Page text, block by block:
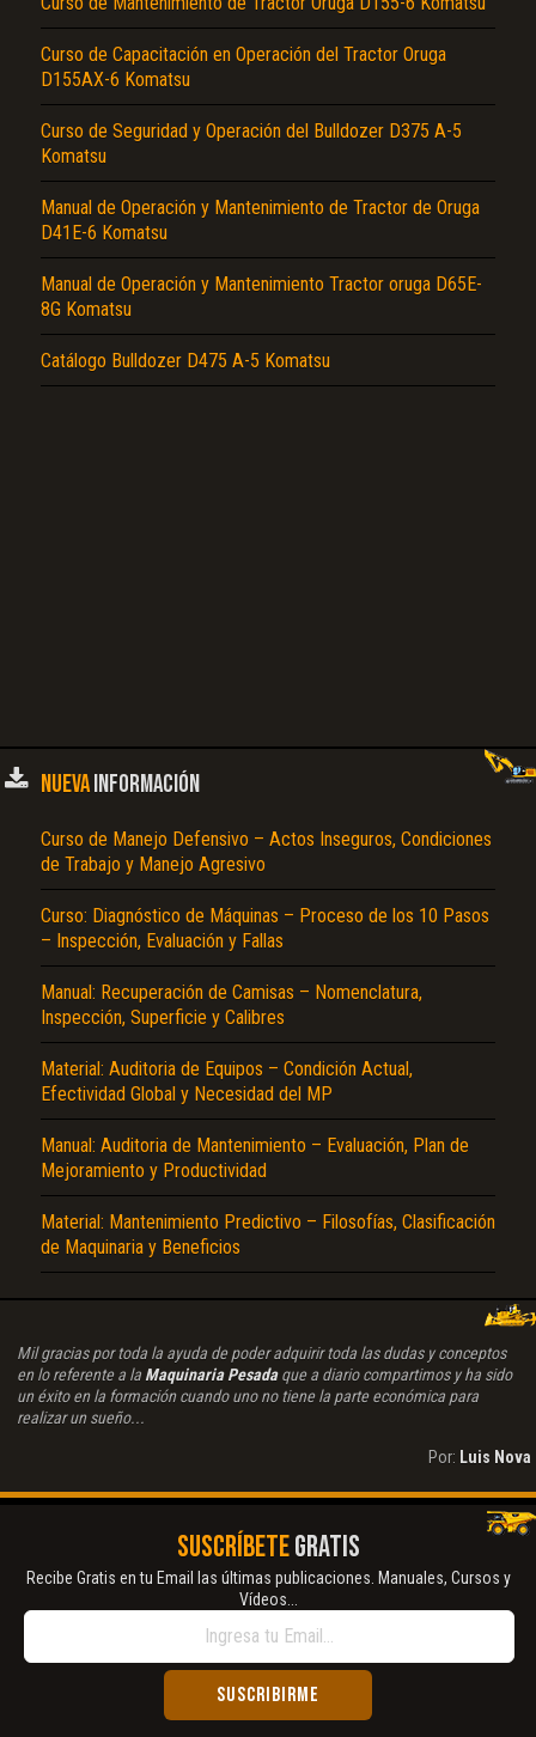
Curso de Capacitación en Operación del Tractor Oruga
D155AX-6 Komatsu
Curso de Seguridad y Operación del Bulldozer D375 A-5
Komatsu
Manual de Operación y Mantenimiento de Tractor de Oruga
D41E-6 Komatsu
Manual de Operación y Mantenimiento Tractor oruga D65E-
8G Komatsu
Catálogo Bulldozer D475 A-5 Komatsu
NUEVAINFORMACIÓN
Curso de Manejo Defensivo – Actos Inseguros, Condiciones
de Trabajo y Manejo Agresivo
Curso: Diagnóstico de Máquinas – Proceso de los 10 Pasos
– Inspección, Evaluación y Fallas
Manual: Recuperación de Camisas – Nomenclatura,
Inspección, Superficie y Calibres
Material: Auditoria de Equipos – Condición Actual,
Efectividad Global y Necesidad del MP
Manual: Auditoria de Mantenimiento – Evaluación, Plan de
Mejoramiento y Productividad
Material: Mantenimiento Predictivo – Filosofías, Clasificación
de Maquinaria y Beneficios
Mil gracias por toda la ayuda de poder adquirir toda las dudas y conceptos
en lo referente a la Maquinaria Pesadaque a diario compartimos y ha sido
un éxito en la formación cuando uno no tiene la parte económica para
realizar un sueño...
Por: Luis Nova
SUSCRÍBETEGRATIS
Recibe Gratis en tu Email las últimas publicaciones. Manuales, Cursos y
Vídeos...
El Título es incorrecto según el contenido.
Texto o Imagen de portada son erróneos.
No carga o no se visualiza el contenido.
Reportar otro tipo de error...